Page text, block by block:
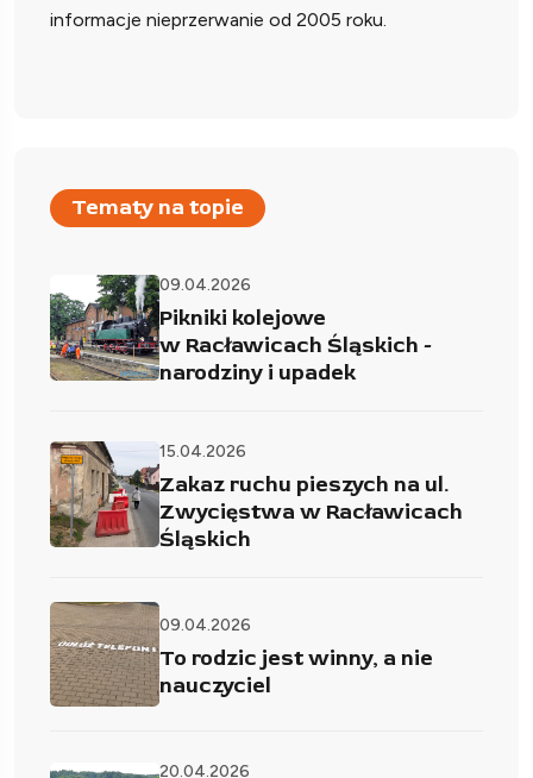
informacje nieprzerwanie od 2005 roku.
Tematy na topie
09.04.2026
Pikniki kolejowe
w Racławicach Śląskich -
narodziny i upadek
15.04.2026
Zakaz ruchu pieszych na ul.
Zwycięstwa w Racławicach
Śląskich
09.04.2026
To rodzic jest winny, a nie
nauczyciel
20.04.2026